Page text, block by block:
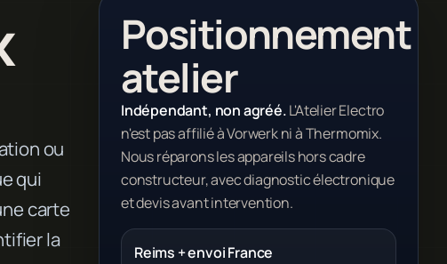
ou
qui
carte
la
Positionnement
atelier
Indépendant, non agréé.L'Atelier Electro
n'est pas affilié à Vorwerk ni à Thermomix.
Nous réparons les appareils hors cadre
constructeur, avec diagnostic électronique
et devis avant intervention.
Reims + envoi France